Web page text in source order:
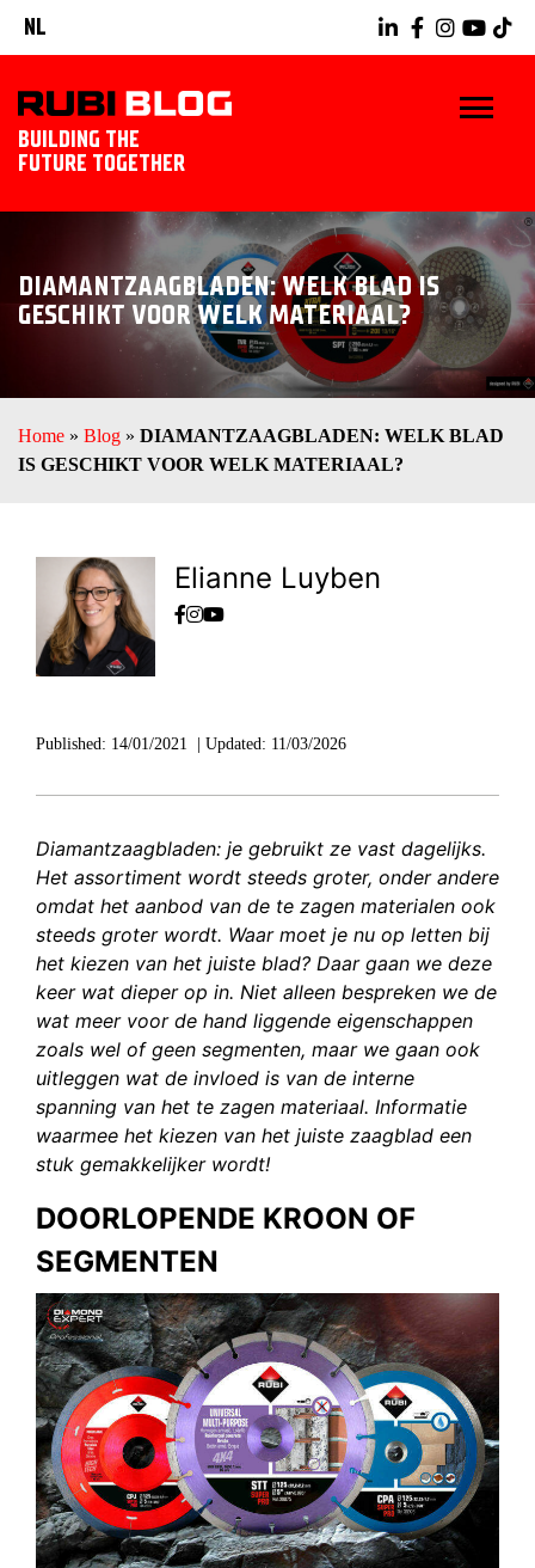
NL
BUILDING THE
FUTURE TOGETHER
TIPS & TRICKS
RUBI GEREEDSCHAPPEN
ONTDEK RUBI
DIAMANTZAAGBLADEN: WELK BLAD IS
GESCHIKT VOOR WELK MATERIAAL?
Home » Blog » DIAMANTZAAGBLADEN: WELK BLAD
IS GESCHIKT VOOR WELK MATERIAAL?
Elianne Luyben
Published: 14/01/2021 Updated: 11/03/2026
Diamantzaagbladen: je gebruikt ze vast dagelijks.
Het assortiment wordt steeds groter, onder andere
omdat het aanbod van de te zagen materialen ook
steeds groter wordt. Waar moet je nu op letten bij
het kiezen van het juiste blad? Daar gaan we deze
keer wat dieper op in. Niet alleen bespreken we de
wat meer voor de hand liggende eigenschappen
zoals wel of geen segmenten, maar we gaan ook
uitleggen wat de invloed is van de interne
spanning van het te zagen materiaal. Informatie
waarmee het kiezen van het juiste zaagblad een
stuk gemakkelijker wordt!
DOORLOPENDE KROON OF
SEGMENTEN